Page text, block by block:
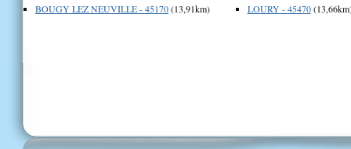
BOUGY LEZ NEUVILLE - 45170(13,91km)
LOURY - 45470